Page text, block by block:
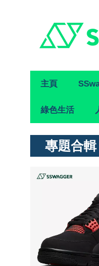
Primary
Navigation
主頁
綠色生活
專題合輯